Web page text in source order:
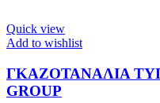
Quick view
Add to wishlist
ΓΚΑΖΟΤΑΝΑΛΙΑ
GROUP